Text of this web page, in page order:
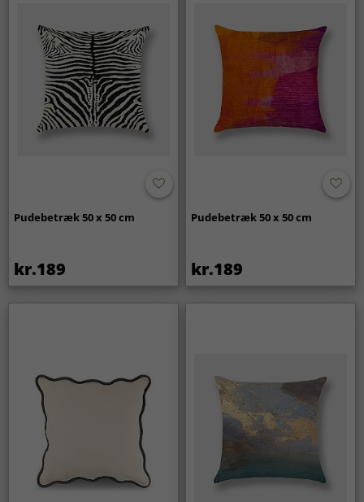
Pudebetræk 50 x 50 cm
kr.189
Pudebetræk 50 x 50 cm
kr.189